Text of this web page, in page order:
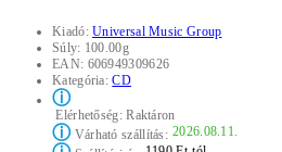
Kiadó:Universal Music Group
Súly: 100.00g
EAN: 606949309626
Kategória:CD
ⓘ
Elérhetőség:Raktáron
ⓘVárható szállítás: 2026.08.11.